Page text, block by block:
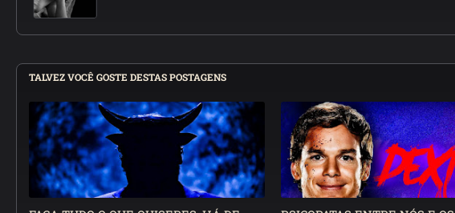
TALVEZ VOCÊ GOSTE DESTAS POSTAGENS